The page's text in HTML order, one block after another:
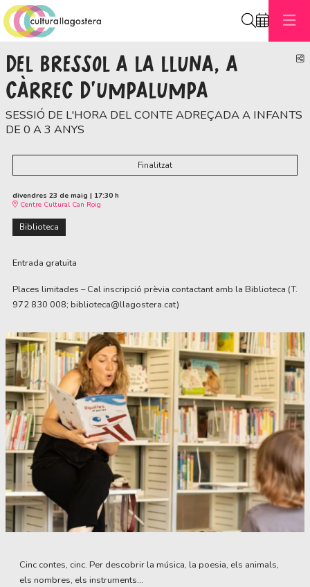
DEL BRESSOL A LA LLUNA, A
CÀRREC D'UMPALUMPA
SESSIÓ DE L'HORA DEL CONTE ADREÇADA A INFANTS
DE 0 A 3 ANYS
Finalitzat
divendres 23 de maig | 17:30 h
Centre Cultural Can Roig
Biblioteca
Entrada gratuïta
Places limitades – Cal inscripció prèvia contactant amb la Biblioteca (T.
972 830 008; biblioteca@llagostera.cat)
Cinc contes, cinc. Per descobrir la música, la poesia, els animals,
els nombres, els instruments...